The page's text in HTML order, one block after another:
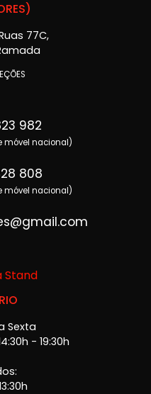
77C,
982
móvel nacional)
808
móvel nacional)
Sexta
- 19:30h